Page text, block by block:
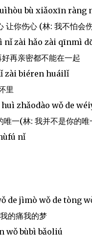
bù xiǎoxīn
让你伤心 (林: 我不怕会
nǐ zài hǎo zài qīnmì
再亲密都不能在一起
zài biéren huáilǐ
里
huì zhǎodào wǒ de
唯一(林: 我并不是你的唯
nǐ
de jìmò wǒ de tòng
的痛我的梦
wǒ bùbì bǎoliú